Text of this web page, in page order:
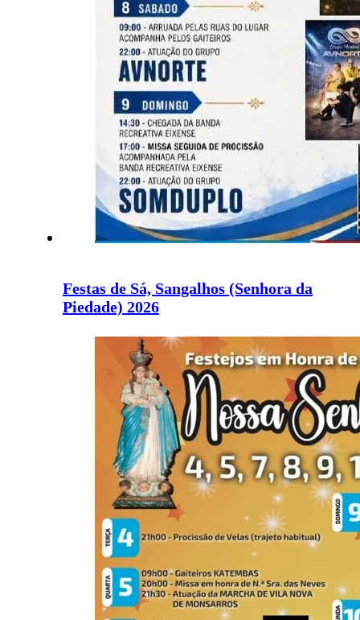
Festas de Sá, Sangalhos (Senhora da
Piedade) 2026